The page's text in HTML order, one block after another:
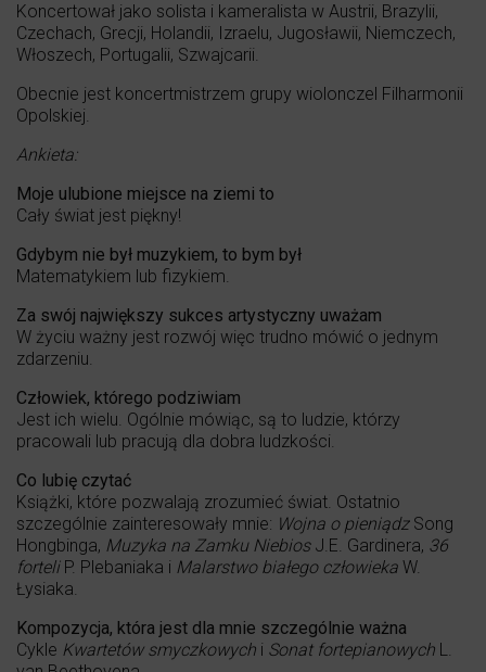
Koncertował jako solista i kameralista w Austrii, Brazylii,
Czechach, Grecji, Holandii, Izraelu, Jugosławii, Niemczech,
Włoszech, Portugalii, Szwajcarii.
Obecnie jest koncertmistrzem grupy wiolonczel Filharmonii
Opolskiej.
Ankieta:
Moje ulubione miejsce na ziemi to
Cały świat jest piękny!
Gdybym nie był muzykiem, to bym był
Matematykiem lub fizykiem.
Za swój największy sukces artystyczny uważam
W życiu ważny jest rozwój więc trudno mówić o jednym
zdarzeniu.
Człowiek, którego podziwiam
Jest ich wielu. Ogólnie mówiąc, są to ludzie, którzy
pracowali lub pracują dla dobra ludzkości.
Co lubię czytać
Książki, które pozwalają zrozumieć świat. Ostatnio
szczególnie zainteresowały mnie: Wojna o pieniądzSong
Hongbinga, Muzyka na Zamku NiebiosJ.E. Gardinera, 36
forteliP. Plebaniaka i Malarstwo białego człowieka W.
Łysiaka.
Kompozycja, która jest dla mnie szczególnie ważna
Cykle Kwartetów smyczkowych i Sonat fortepianowych L.